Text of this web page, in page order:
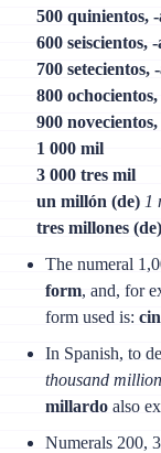
500 quinientos, -
600 seiscientos, -
700 setecientos,
800 ochocientos,
900 novecientos,
1 000 mil
3 000 tres mil
un millón (de) 1
tres millones (de)
The numeral
form, and, for
form used is:
In Spanish, to
thousand
millardo also
Numerals 200,